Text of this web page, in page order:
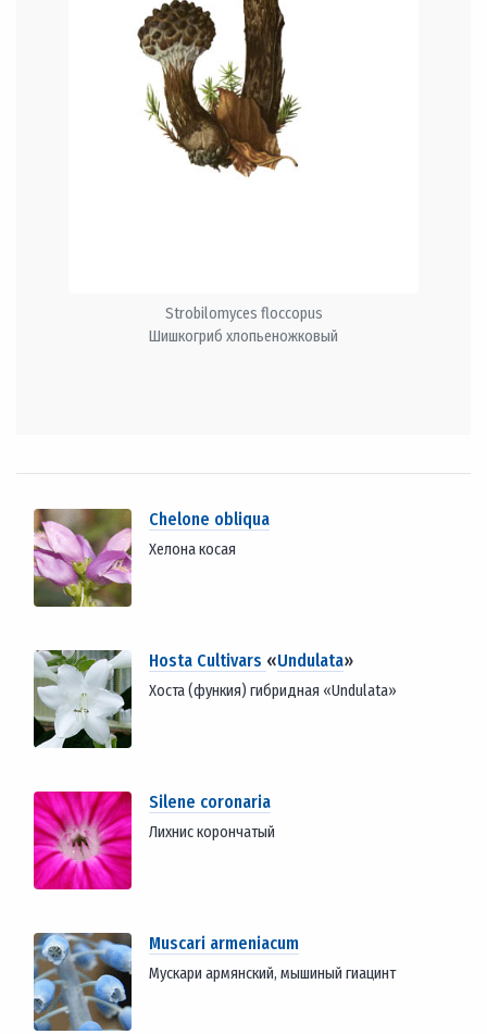
Strobilomyces floccopus
Шишкогриб хлопьеножковый
Chelone obliqua
Хелона косая
Hosta Cultivars «Undulata»
Хоста (функия) гибридная «Undulata»
Silene coronaria
Лихнис корончатый
Muscari armeniacum
Мускари армянский, мышиный гиацинт